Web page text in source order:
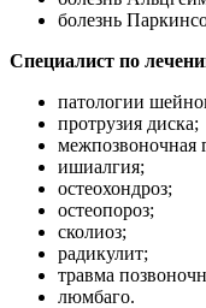
болезнь
Специалист по
патологии
протрузия диска;
межпозвоночная
ишиалгия;
остеохондроз;
остеопороз;
сколиоз;
радикулит;
травма
люмбаго.